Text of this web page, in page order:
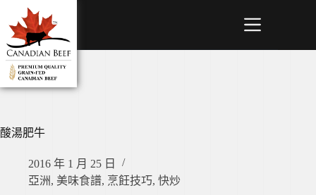
酸湯肥牛
2016 年 1 月 25 日
亞洲, 美味食譜, 烹飪技巧, 快炒